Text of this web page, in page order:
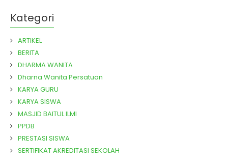
Kategori
ARTIKEL
BERITA
DHARMA WANITA
Dharna Wanita Persatuan
KARYA GURU
KARYA SISWA
MASJID BAITUL ILMI
PPDB
PRESTASI SISWA
SERTIFIKAT AKREDITASI SEKOLAH